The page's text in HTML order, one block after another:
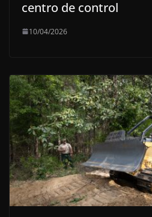
centro de control
10/04/2026